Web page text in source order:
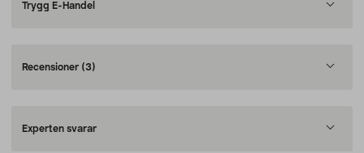
Trygg E-Handel
Recensioner (3)
Experten svarar